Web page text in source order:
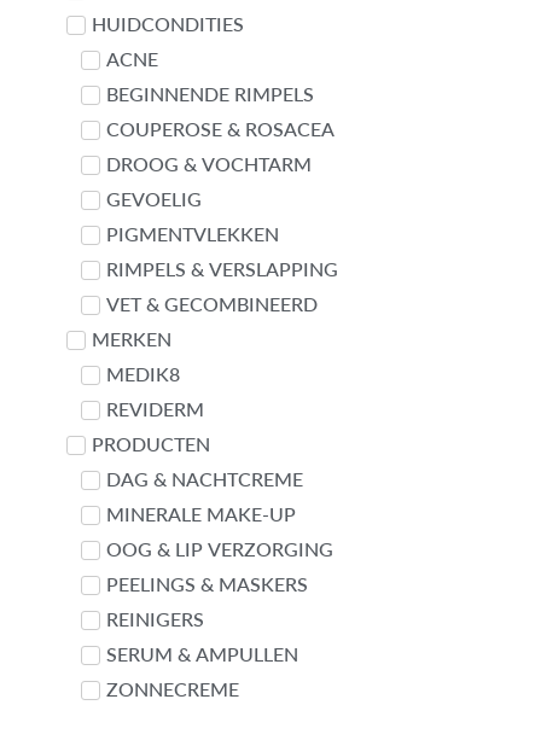
HUIDCONDITIES
ACNE
BEGINNENDE RIMPELS
COUPEROSE & ROSACEA
DROOG & VOCHTARM
GEVOELIG
PIGMENTVLEKKEN
RIMPELS & VERSLAPPING
VET & GECOMBINEERD
MERKEN
MEDIK8
REVIDERM
PRODUCTEN
DAG & NACHTCREME
MINERALE MAKE-UP
OOG & LIP VERZORGING
PEELINGS & MASKERS
REINIGERS
SERUM & AMPULLEN
ZONNECREME